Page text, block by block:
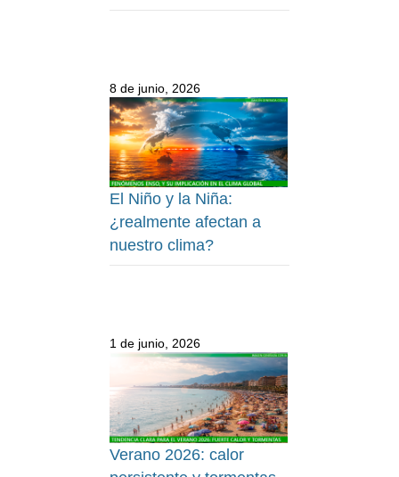
8 de junio, 2026
El Niño y la Niña:
¿realmente afectan a
nuestro clima?
1 de junio, 2026
Verano 2026: calor